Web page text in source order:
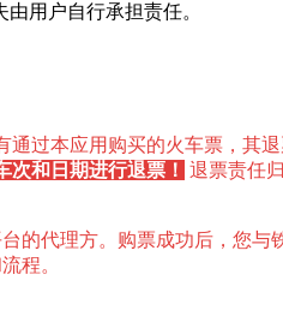
用户自行承担责任。
过本应用购买的火车票，其
次和日期进行退票！ 退票责任
的代理方。购票成功后，您
程。